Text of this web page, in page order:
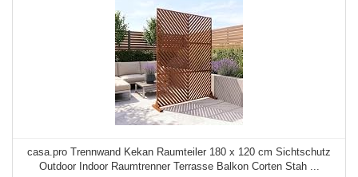
casa.pro Trennwand Kekan Raumteiler 180 x 120 cm Sichtschutz
Outdoor Indoor Raumtrenner Terrasse Balkon Corten Stah ...